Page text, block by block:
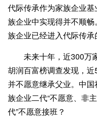
代际传承作为家族企业
族企业中实现得并不顺
族企业已经进入代际传承
未来十年，近300万
胡润百富榜调查发现，
并不愿意继承父业。中
族企业二代“不愿意、非
代”不愿意接班？